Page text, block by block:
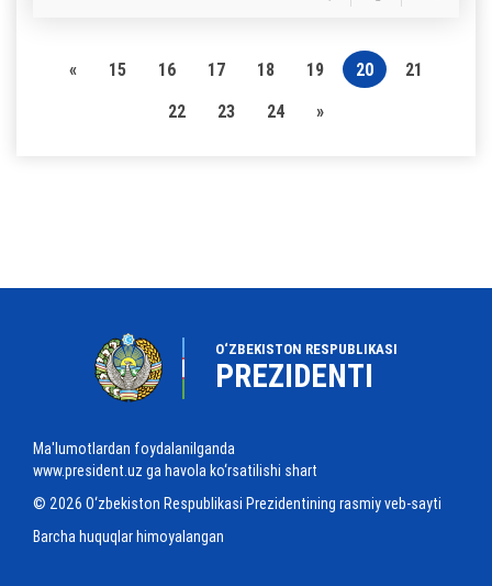
« 15 16 17 18 19 20
21
22
23 24 »
O‘ZBEKISTON RESPUBLIKASI
PREZIDENTI
Ma'lumotlardan foydalanilganda
www.president.uz ga havola ko‘rsatilishi shart
© 2026 O‘zbekiston Respublikasi Prezidentining rasmiy veb-sayti
Barcha huquqlar himoyalangan